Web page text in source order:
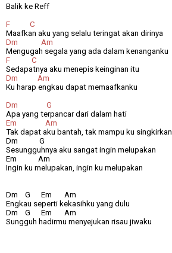
Balik ke Reff
F
C
Maafkan aku yang selalu teringat akan dirinya
Dm
Am
Mengugah segala yang ada dalam kenanganku
F
C
Sedapatnya aku menepis keinginan itu
Dm
Am
Ku harap engkau dapat memaafkanku
Dm
G
Apa yang terpancar dari dalam hati
Em
Am
Tak dapat aku bantah, tak mampu ku singkirkan
Dm
G
Sesungguhnya aku sangat ingin melupakan
Em
Am
Ingin ku melupakan, ingin ku melupakan
Dm G Em
Am
Engkau seperti kekasihku yang dulu
Dm
G Em
Am
Sungguh hadirmu menyejukan risau jiwaku